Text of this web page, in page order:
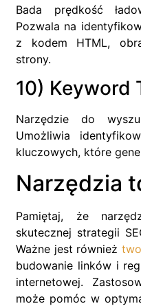
Bada prędkość
Pozwala na
z kodem HTML,
strony.
10) Keyword
Narzędzie do
Umożliwia
kluczowych, które
Narzędzia
Pamiętaj, że
skutecznej strategii
Ważne jest również
budowanie linków i
internetowej.
może pomóc w